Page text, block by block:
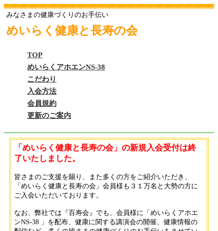
みなさまの健康づくりのお手伝い
めいらく健康と長寿の会
TOP
めいらくアホエンNS-38
こだわり
入会方法
会員規約
更新のご案内
「めいらく健康と長寿の会」の新規入会受付は終
了いたしました。
皆さまのご支援を賜り、また多くの方をご紹介いただき、
「めいらく健康と長寿の会」会員様も３１万名と大勢の方に
ご入会いただいております。
なお、弊社では『百寿会』でも、会員様に「めいらくアホエ
ンNS-38 」を配布、健康に関する講演会の開催、健康情報の